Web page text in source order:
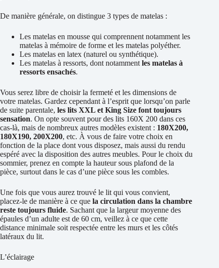
De manière générale, on distingue 3 types de matelas :
Les matelas en mousse qui comprennent notamment les
matelas à mémoire de forme et les matelas polyéther.
Les matelas en latex (naturel ou synthétique).
Les matelas à ressorts, dont notamment les matelas à
ressorts ensachés.
Vous serez libre de choisir la fermeté et les dimensions de
votre matelas. Gardez cependant à l’esprit que lorsqu’on parle
de suite parentale, les lits XXL et King Size font toujours
sensation. On opte souvent pour des lits 160X 200 dans ces
cas-là, mais de nombreux autres modèles existent : 180X200,
180X190, 200X200, etc. À vous de faire votre choix en
fonction de la place dont vous disposez, mais aussi du rendu
espéré avec la disposition des autres meubles. Pour le choix du
sommier, prenez en compte la hauteur sous plafond de la
pièce, surtout dans le cas d’une pièce sous les combles.
Une fois que vous aurez trouvé le lit qui vous convient,
placez-le de manière à ce que la circulation dans la chambre
reste toujours fluide. Sachant que la largeur moyenne des
épaules d’un adulte est de 60 cm, veillez à ce que cette
distance minimale soit respectée entre les murs et les côtés
latéraux du lit.
L’éclairage